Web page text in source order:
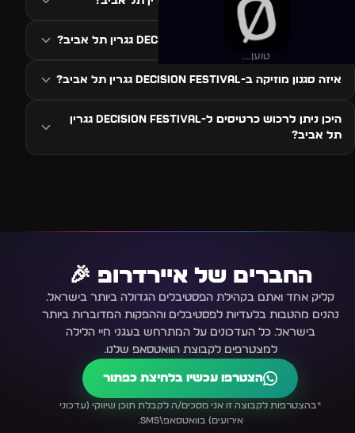
טוען...
כמה עולה כרטיס ל-DECISION FESTIVAL גגרין תל אביב?
איזה סגנון מוזיקה ב-DECISION FESTIVAL גגרין תל אביב?
היכן ניתן לרכוש כרטיסים ל-DECISION FESTIVAL גגרין
תל אביב?
החברים של איירדרופ 🎉
קליק אחד ואתם בקהילת הפסטיבלים הגדולה ביותר בישראל.
נהנים מהטבות בלעדיות לפסטיבלים וההפקות המדוברות ביותר
בישראל. כל העדכונים על המתרחש בעגני חיי הלילה
למצטרפים לקבוצת הוואטסאפ שלנו.
הצטרפו עכשיו בלחיצת כפתור
*בהצטרפות לקבוצה זו אני מסכים/ה לקבלת תוכן שיווקי (עדכוני
אירועים) בוואטסאפ\SMS.